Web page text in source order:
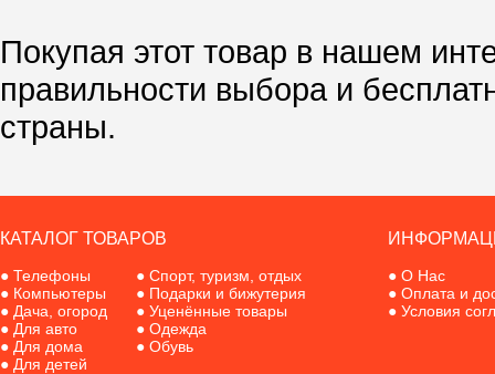
Покупая этот товар в нашем
правильности выбора и
страны.
КАТАЛОГ ТОВАРОВ
● Телефоны
● Компьютеры
● Дача, огород
● Для авто
● Для дома
● Для детей
● Спорт, туризм, отдых
● Подарки и бижутерия
● Уценённые товары
● Одежда
● Обувь
● О Нас
● Оплата и
● Условия